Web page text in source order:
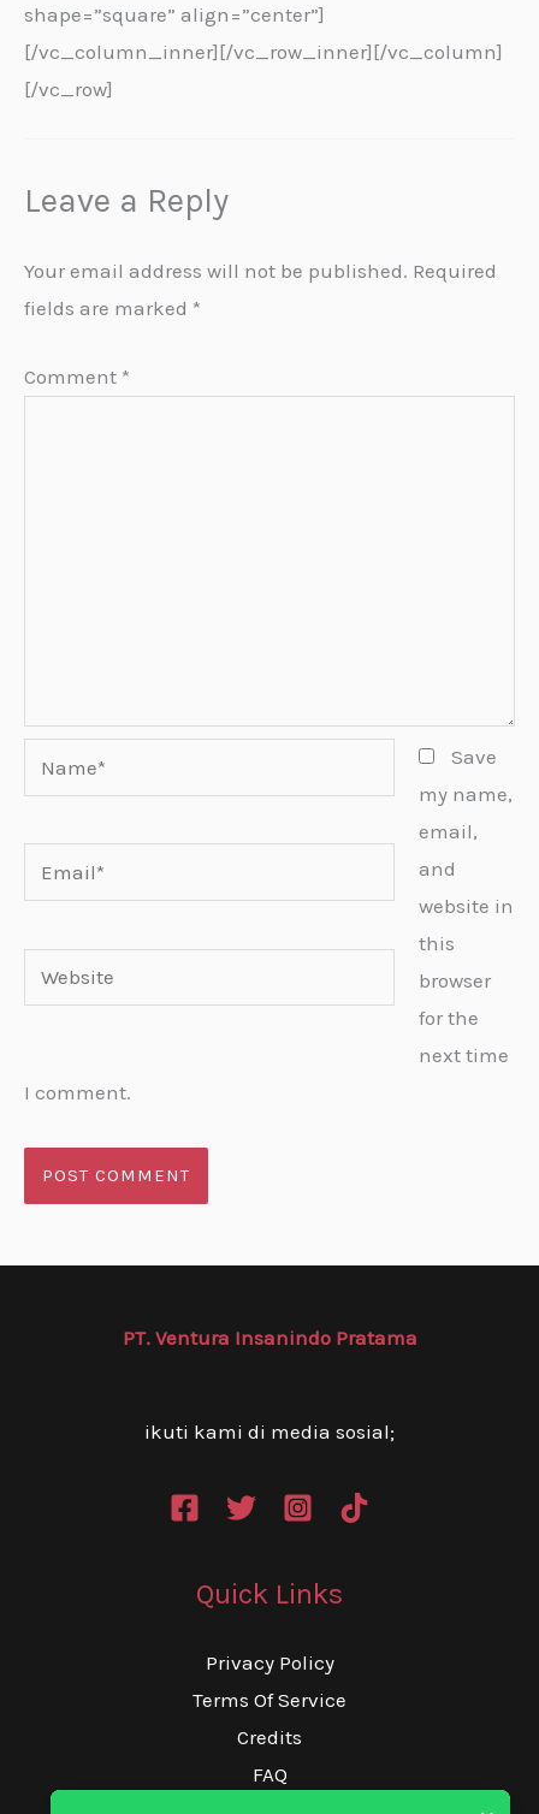
shape=”square” align=”center”]
[/vc_column_inner][/vc_row_inner][/vc_column]
[/vc_row]
Leave a Reply
Your email address will not be published. Required
fields are marked *
Comment *
Website
Save
my name,
email,
and
website in
this
browser
for the
next time
I comment.
PT. Ventura Insanindo Pratama
ikuti kami di media sosial;
Quick Links
Privacy Policy
Terms Of Service
Credits
FAQ